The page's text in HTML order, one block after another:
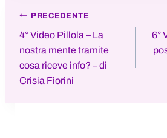
Navigazione
articoli
PRECEDENTE
4° Video Pillola – La
nostra mente tramite
cosa riceve info? – di
Crisia Fiorini
6°